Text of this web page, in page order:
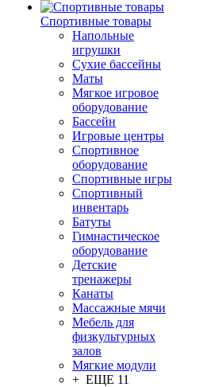
Спортивные товары
Напольные
игрушки
Сухие бассейны
Маты
Мягкое игровое
оборудование
Бассейн
Игровые центры
Спортивное
оборудование
Спортивные игры
Спортивный
инвентарь
Батуты
Гимнастическое
оборудование
Детские
тренажеры
Канаты
Массажные мячи
Мебель для
физкультурных
залов
Мягкие модули
+ ЕЩЕ 11